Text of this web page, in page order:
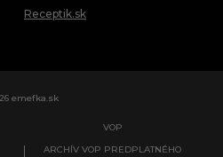
Receptik.sk
emefka.sk
VOP
ARCHÍV VOP PREDPLATNÉHO